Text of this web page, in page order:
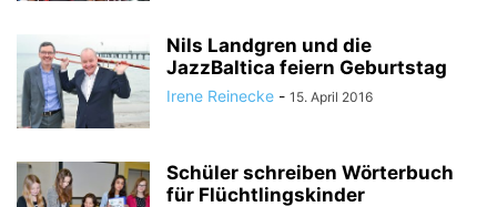
Nils Landgren und die
JazzBaltica feiern Geburtstag
Irene Reinecke - 15. April 2016
Schüler schreiben Wörterbuch
für Flüchtlingskinder